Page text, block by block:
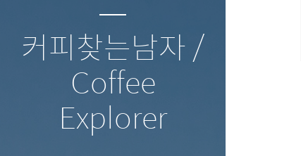
커피찾는남자 /
Coffee
Explorer